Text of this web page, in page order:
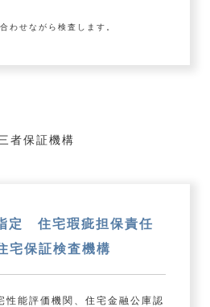
わせながら検査します。
者保証機構
定 住宅瑕疵担保責任
保証検査機構
性能評価機関、住宅金融公庫認